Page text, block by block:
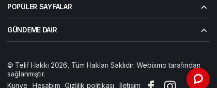
POPÜLER SAYFALAR
GÜNDEME DAIR
© Telif Hakkı 2026, Tüm Hakları Saklıdır. Webixmo tarafından
sağlanmıştır.
Künye
Hesabım Gizlilik politikası İletişim